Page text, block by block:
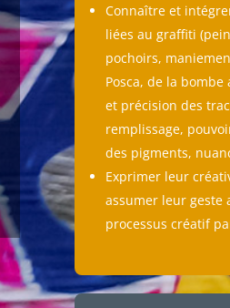
Connaître et
liées au graffiti
pochoirs,
Posca, de la bombe
et précision des
remplissage,
des pigments,
Exprimer leur
assumer leur geste
processus créatif